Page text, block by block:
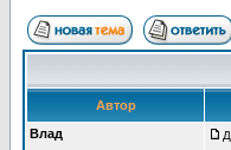
Автор
Влад